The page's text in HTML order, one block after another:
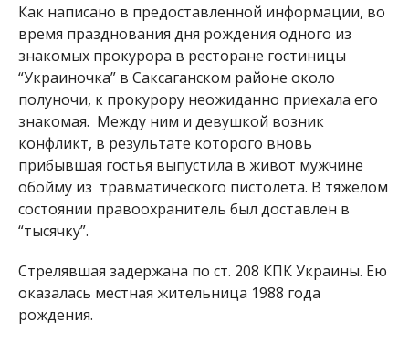
Как написано в предоставленной информации, во
время празднования дня рождения одного из
знакомых прокурора в ресторане гостиницы
“Украиночка” в Саксаганском районе около
полуночи, к прокурору неожиданно приехала его
знакомая. Между ним и девушкой возник
конфликт, в результате которого вновь
прибывшая гостья выпустила в живот мужчине
обойму из травматического пистолета. В тяжелом
состоянии правоохранитель был доставлен в
“тысячку”.
Стрелявшая задержана по ст. 208 КПК Украины. Ею
оказалась местная жительница 1988 года
рождения.